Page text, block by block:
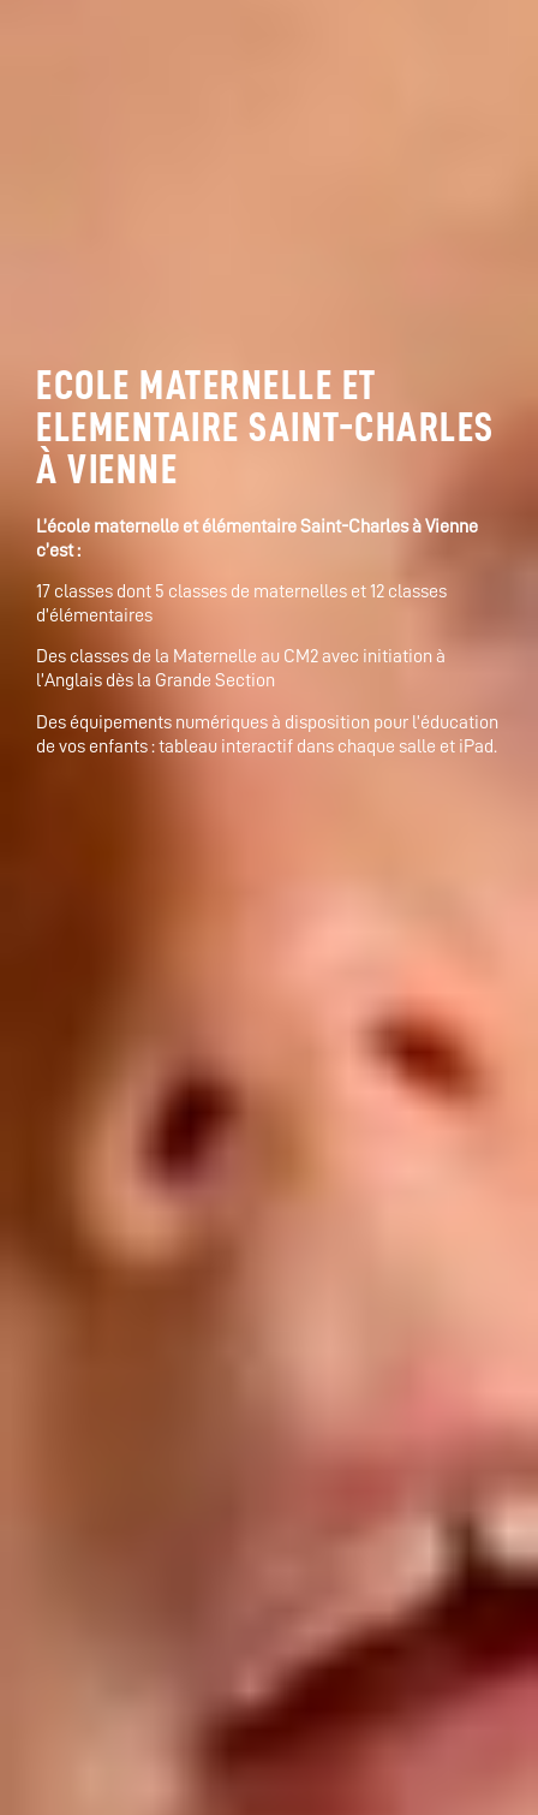
ECOLE MATERNELLE ET
ELEMENTAIRE SAINT-CHARLES
À VIENNE
L’école maternelle et élémentaire Saint-Charles à Vienne
c’est :
17 classes dont 5 classes de maternelles et 12 classes
d’élémentaires
Des classes de la Maternelle au CM2 avec initiation à
l’Anglais dès la Grande Section
Des équipements numériques à disposition pour l’éducation
de vos enfants : tableau interactif dans chaque salle et iPad.